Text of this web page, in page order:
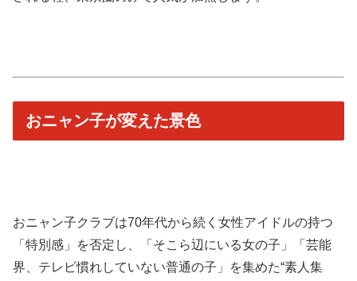
おニャン子が変えた景色
おニャン子クラブは70年代から続く女性アイドルの持つ
「特別感」を否定し、「そこら辺にいる女の子」「芸能
界、テレビ慣れしていない普通の子」を集めた“素人集